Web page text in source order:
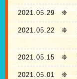
2021.05.29 ❊
2021.05.22 ❊
2021.05.15 ❊
2021.05.01❊